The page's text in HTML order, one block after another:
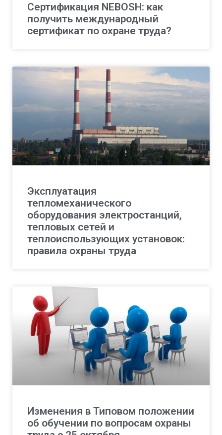
Сертификация NEBOSH: как
получить международный
сертификат по охране труда?
Эксплуатация
тепломеханического
оборудования электростанций,
тепловых сетей и
теплоиспользующих установок:
правила охраны труда
Изменения в Типовом положении
об обучении по вопросам охраны